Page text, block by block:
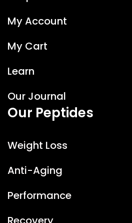
My Account
My Cart
Learn
Our Journal
Our Peptides
Weight Loss
Anti-Aging
Performance